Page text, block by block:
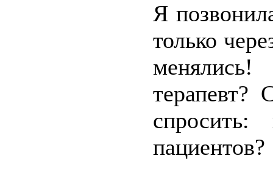
Я
только
терапевт?
пациентов?